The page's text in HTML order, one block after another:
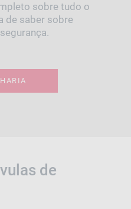
sobre tudo o
de saber sobre
de